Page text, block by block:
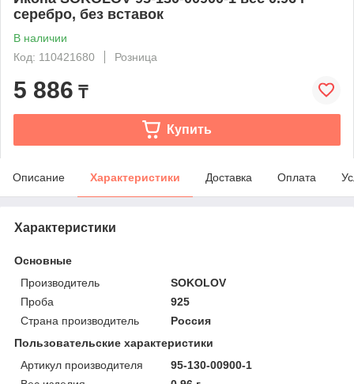
серебро, без вставок
В наличии
Код: 110421680
Розница
5 886 ₸
Купить
Описание Характеристики Доставка Оплата
Характеристики
Основные
Производитель
SOKOLOV
Проба
925
Страна производитель
Россия
Пользовательские характеристики
Артикул производителя
95-130-00900-1